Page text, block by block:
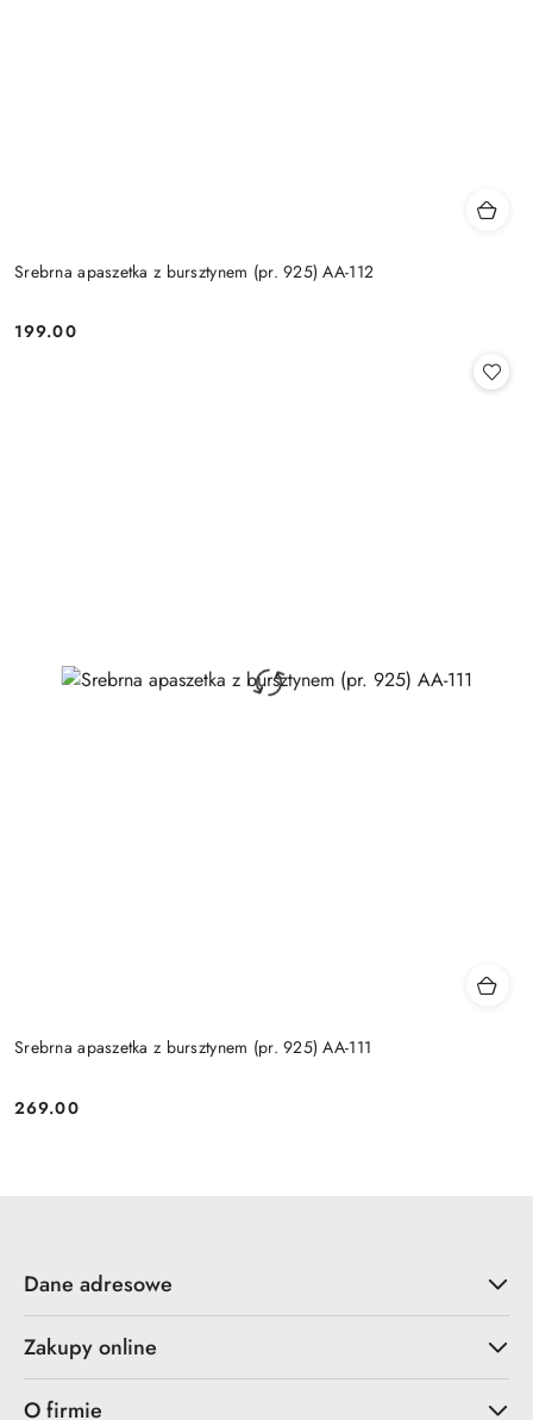
Srebrna apaszetka z bursztynem (pr. 925) AA-112
Cena:
199.00
Srebrna apaszetka z bursztynem (pr. 925) AA-111
Cena:
269.00
Dane adresowe
Zakupy online
O firmie